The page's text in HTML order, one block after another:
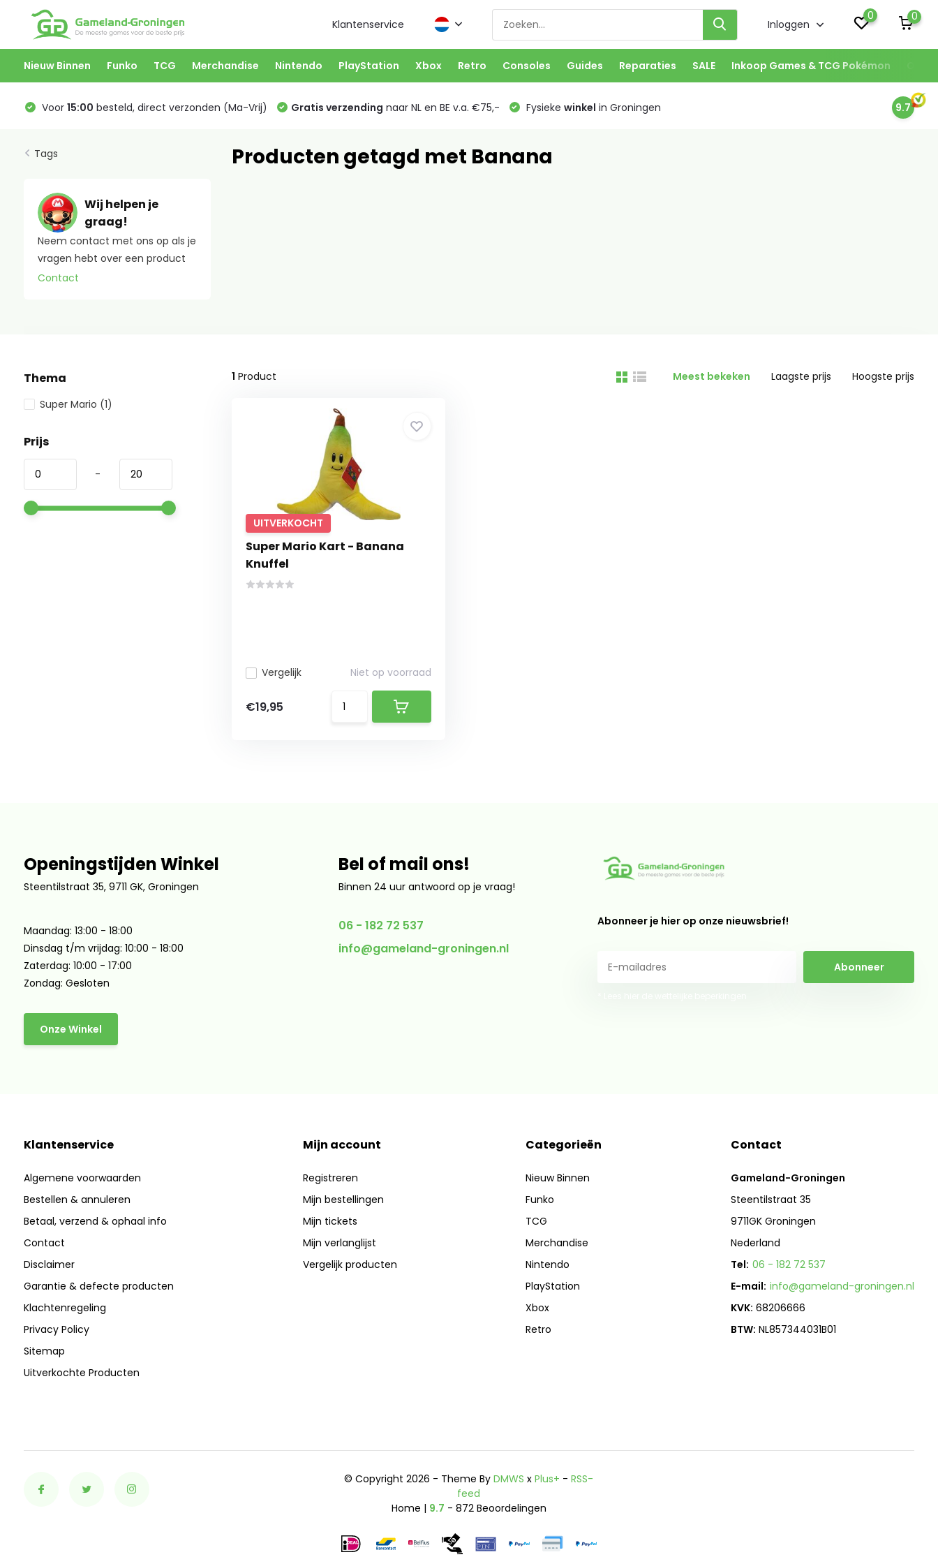
Klantenservice Inloggen
0 0
Nieuw Binnen Funko TCG Merchandise Nintendo PlayStation Xbox Retro Consoles Guides Reparaties SALE Inkoop Games & TCG Pokémon
Voor 15:00 besteld, direct verzonden (Ma-Vrij) Gratis verzending naar NL en BE v.a. €75,- Fysieke winkel in Groningen 9.7
Tags
Wij helpen je
graag!
Neem contact met ons op als je
vragen hebt over een product
Contact
Producten getagd met Banana
Thema
Super Mario (1)
Prijs
-
1 Product Meest bekeken Laagste prijs Hoogste prijs
UITVERKOCHT
Super Mario Kart - Banana
Knuffel
Vergelijk Niet op voorraad
€19,95
Openingstijden Winkel
Steentilstraat 35, 9711 GK, Groningen
Maandag: 13:00 - 18:00
Dinsdag t/m vrijdag: 10:00 - 18:00
Zaterdag: 10:00 - 17:00
Zondag: Gesloten
Onze Winkel
Bel of mail ons!
Binnen 24 uur antwoord op je vraag!
06 - 182 72 537
info@gameland-groningen.nl
Abonneer je hier op onze nieuwsbrief!
Abonneer
Klantenservice
Algemene voorwaarden
Bestellen & annuleren
Betaal, verzend & ophaal info
Contact
Disclaimer
Garantie & defecte producten
Klachtenregeling
Privacy Policy
Sitemap
Uitverkochte Producten
Mijn account
Registreren
Mijn bestellingen
Mijn tickets
Mijn verlanglijst
Vergelijk producten
Categorieën
Nieuw Binnen
Funko
TCG
Merchandise
Nintendo
PlayStation
Xbox
Retro
Contact
Gameland-Groningen
Steentilstraat 35
9711GK Groningen
Nederland
Tel: 06 - 182 72 537
E-mail: info@gameland-groningen.nl
KVK: 68206666
BTW: NL857344031B01
© Copyright 2026 - Theme ByDMWS xPlus+ -RSS-
feed
Home | 9.7 - 872 Beoordelingen